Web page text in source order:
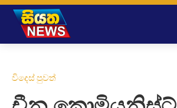
විදෙස් පුවත්